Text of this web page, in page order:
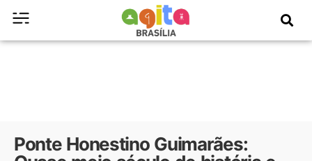
Ponte Honestino Guimarães: